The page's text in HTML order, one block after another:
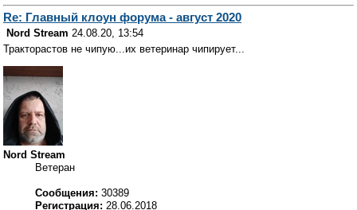
Re: Главный клоун форума - август 2020
Nord Stream 24.08.20, 13:54
Тракторастов не чипую...их ветеринар чипирует...
Nord Stream
Ветеран
Сообщения: 30389
Регистрация: 28.06.2018